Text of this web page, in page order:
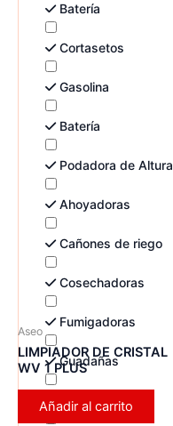
Batería
Cortasetos
Gasolina
Batería
Podadora de Altura
Ahoyadoras
Cañones de riego
Cosechadoras
Fumigadoras
Guadañas
Multifuncional
Aseo
LIMPIADOR DE CRISTAL
WV 1 PLUS
Añadir al carrito